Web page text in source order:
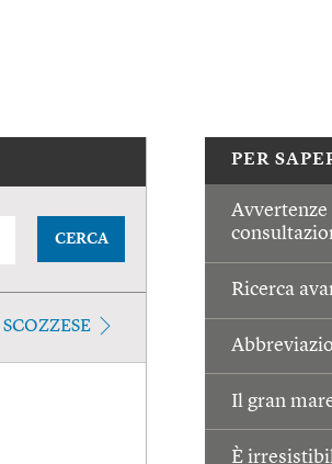
PER
Avvertenze
Ricerca
Il gran
È
CERCA
SCOZZESE